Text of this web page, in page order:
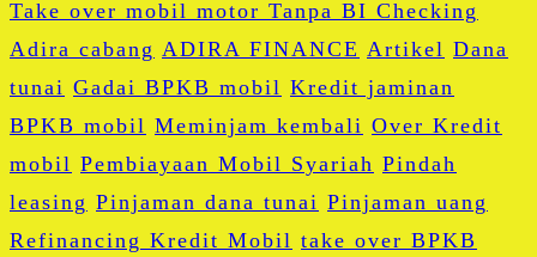
Adira cabang ADIRA FINANCE Artikel Dana
tunai Gadai BPKB mobil Kredit jaminan
BPKB mobil Meminjam kembali Over Kredit
mobil Pembiayaan Mobil Syariah Pindah
leasing Pinjaman dana tunai Pinjaman uang
Refinancing Kredit Mobil take over BPKB